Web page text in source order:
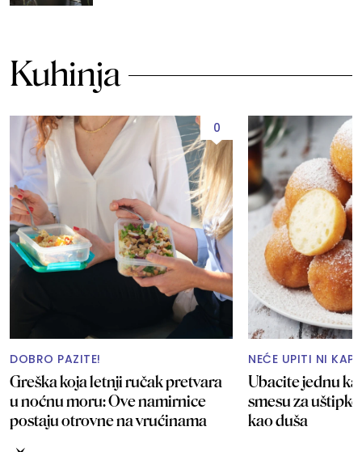
Kuhinja
0
DOBRO PAZITE!
Greška koja letnji ručak pretvara
u noćnu moru: Ove namirnice
postaju otrovne na vrućinama
NEĆE UPITI NI KAP
Ubacite jednu
smesu za
kao duša